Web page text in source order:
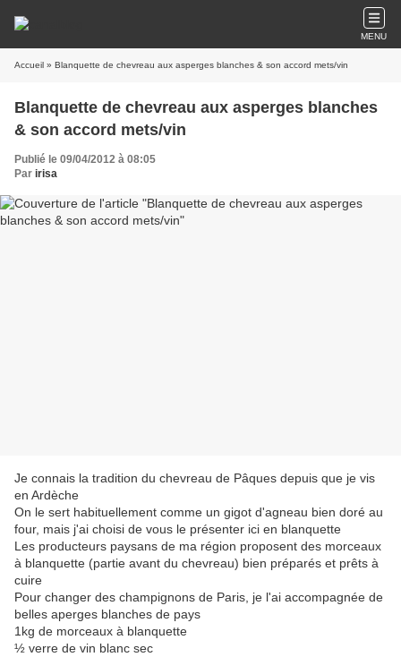
MENU
Accueil » Blanquette de chevreau aux asperges blanches & son accord mets/vin
Blanquette de chevreau aux asperges blanches
& son accord mets/vin
Publié le 09/04/2012 à 08:05
Par irisa
Je connais la tradition du chevreau de Pâques depuis que je vis
en Ardèche
On le sert habituellement comme un gigot d'agneau bien doré au
four, mais j'ai choisi de vous le présenter ici en blanquette
Les producteurs paysans de ma région proposent des morceaux
à blanquette (partie avant du chevreau) bien préparés et prêts à
cuire
Pour changer des champignons de Paris, je l'ai accompagnée de
belles aperges blanches de pays
1kg de morceaux à blanquette
½ verre de vin blanc sec